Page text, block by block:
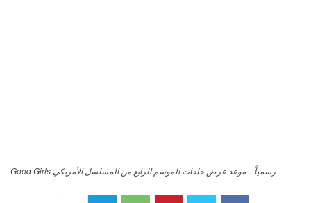
رسمياً .. موعد عرض حلقات الموسم الرابع من المسلسل الأمريكي Good Girls